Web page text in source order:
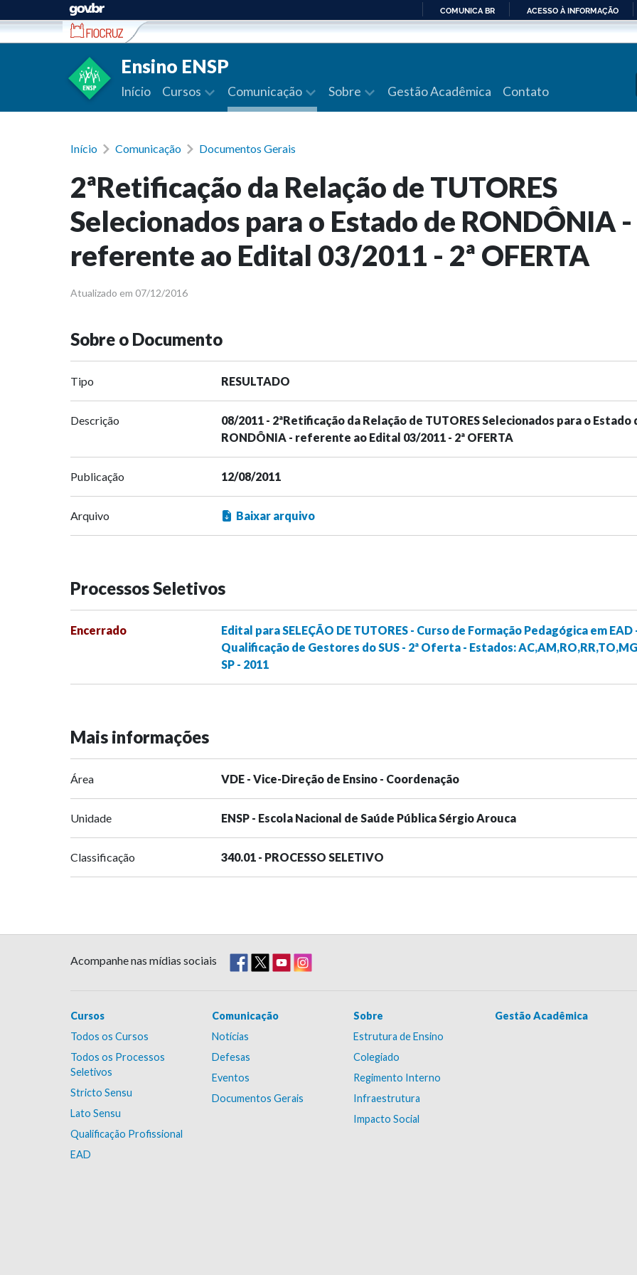
Ir para conteúdo
PARA
COMUNICA BR ACESSO À INFORMAÇÃO
Ensino ENSP
Início Cursos Comunicação Sobre Gestão Acadêmica Contato
Início Comunicação Documentos Gerais
2ªRetificação da Relação de TUTORES
Selecionados para o Estado de RONDÔNIA -
referente ao Edital 03/2011 - 2ª OFERTA
Atualizado em 07/12/2016
Sobre o Documento
Tipo RESULTADO
Descrição
08/2011 - 2ªRetificação da Relação de TUTORES Selecionados para o Estado
RONDÔNIA - referente ao Edital 03/2011 - 2ª OFERTA
Publicação 12/08/2011
Arquivo Baixar arquivo
Processos Seletivos
Encerrado
Edital para SELEÇÃO DE TUTORES - Curso de Formação Pedagógica em EAD
Qualificação de Gestores do SUS - 2ª Oferta - Estados:
SP - 2011
Mais informações
Área VDE - Vice-Direção de Ensino - Coordenação
Unidade ENSP - Escola Nacional de Saúde Pública Sérgio Arouca
Classificação 340.01 - PROCESSO SELETIVO
Acompanhe nas mídias sociais
Cursos
Todos os Cursos
Todos os Processos
Seletivos
Stricto Sensu
Lato Sensu
Qualificação Profissional
EAD
Comunicação
Notícias
Defesas
Eventos
Documentos Gerais
Sobre
Estrutura de Ensino
Colegiado
Regimento Interno
Infraestrutura
Impacto Social
Gestão Acadêmica